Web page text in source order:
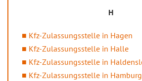
H
Kfz-Zulassungsstelle in Hagen
Kfz-Zulassungsstelle in Halle
Kfz-Zulassungsstelle in
Kfz-Zulassungsstelle in Hamburg